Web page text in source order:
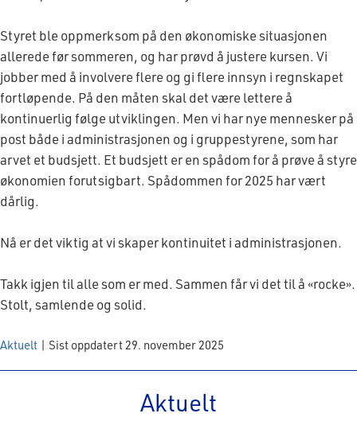
Styret ble oppmerksom på den økonomiske situasjonen
allerede før sommeren, og har prøvd å justere kursen. Vi
jobber med å involvere flere og gi flere innsyn i regnskapet
fortløpende. På den måten skal det være lettere å
kontinuerlig følge utviklingen. Men vi har nye mennesker på
post både i administrasjonen og i gruppestyrene, som har
arvet et budsjett. Et budsjett er en spådom for å prøve å styre
økonomien forutsigbart. Spådommen for 2025 har vært
dårlig.
Nå er det viktig at vi skaper kontinuitet i administrasjonen.
Takk igjen til alle som er med. Sammen får vi det til å «rocke».
Stolt, samlende og solid.
Aktuelt | Sist oppdatert 29. november 2025
Aktuelt